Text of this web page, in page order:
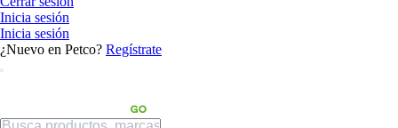
Inicia sesión
Inicia sesión
¿Nuevo en Petco? Regístrate